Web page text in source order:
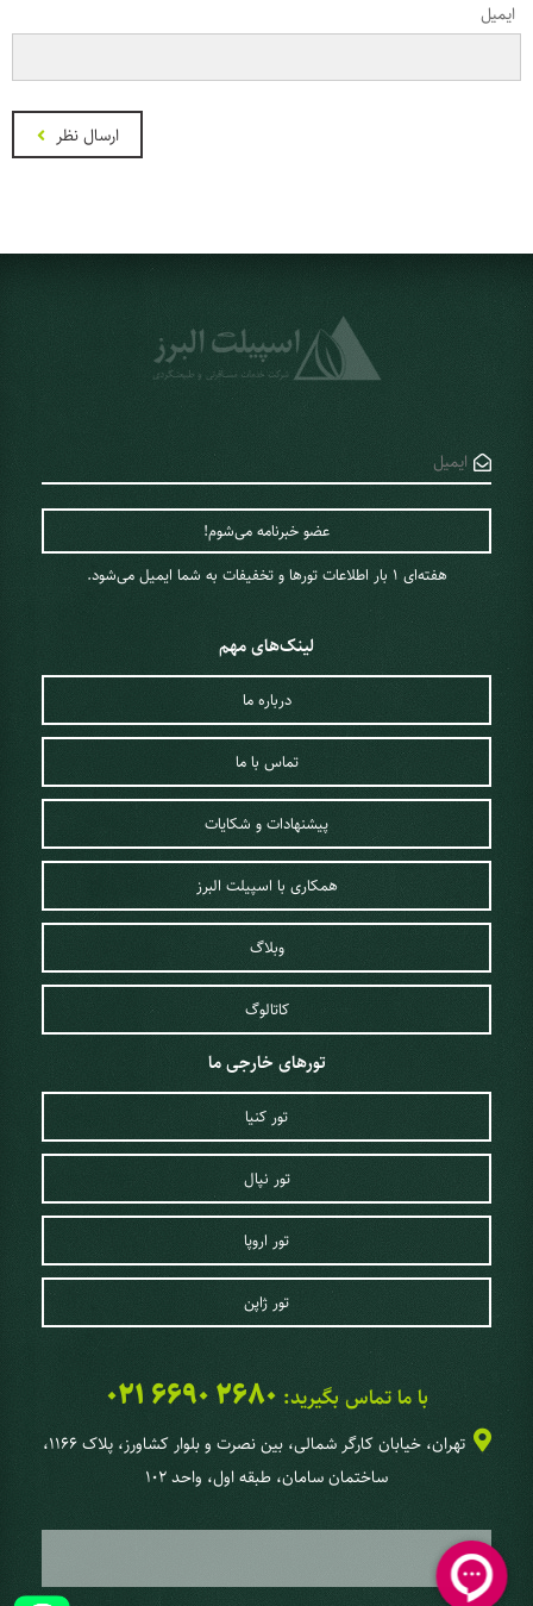
ایمیل
ارسال نظر
هفته‌ای 1 ‌بار اطلاعات تورها و تخفیفات به شما ایمیل می‌شود.
لینک‌های مهم
درباره ما
تماس با ما
پیشنهادات و شکایات
همکاری با اسپیلت البرز
وبلاگ
کاتالوگ
تورهای خارجی ما
تور کنیا
تور نپال
تور اروپا
تور ژاپن
با ما تماس بگیرید: 021 6690 2680
تهران، خیابان کارگر شمالی، بین نصرت و بلوار کشاورز، پلاک 1166،
ساختمان سامان، طبقه اول، واحد 102